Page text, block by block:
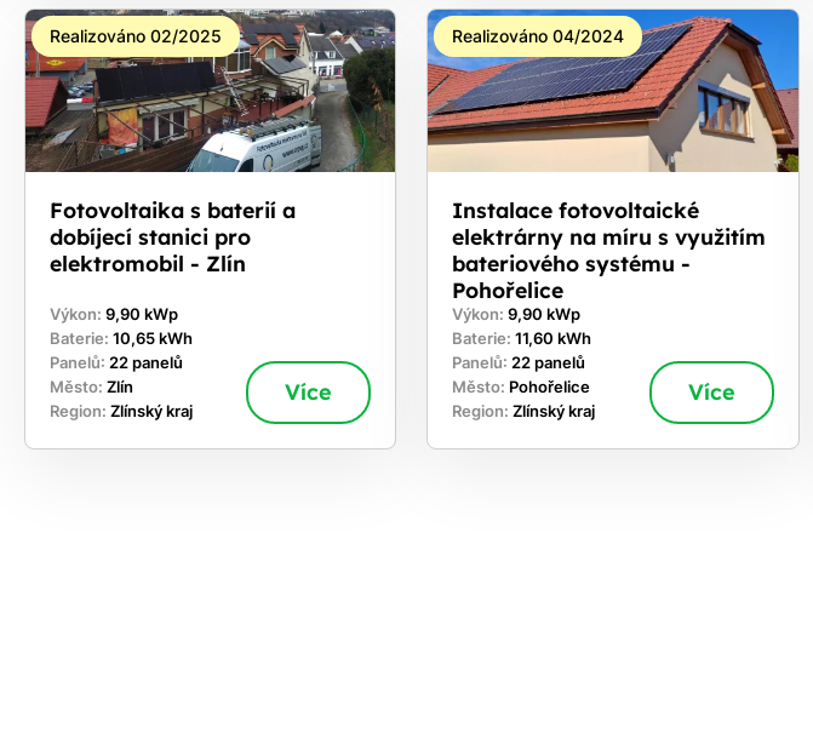
Realizováno 02/2025
Fotovoltaika s baterií a
dobíjecí stanici pro
elektromobil - Zlín
Výkon: 9,90 kWp
Baterie: 10,65 kWh
Panelů: 22 panelů
Město: Zlín
Region: Zlínský kraj
Více
Realizováno 04/2024
Instalace fotovoltaické
elektrárny na míru s využitím
bateriového systému -
Pohořelice
Výkon:9,90 kWp
Baterie:11,60 kWh
Panelů:22 panelů
Město: Pohořelice
Region:Zlínský kraj
Více